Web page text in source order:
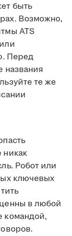
быть
Возможно,
ATS
Перед
названия
те же
Робот или
ключевых
в любой
командой,